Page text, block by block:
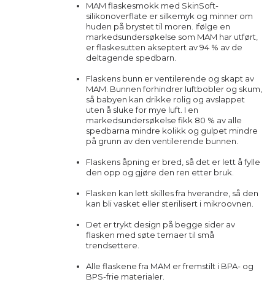
MAM flaskesmokk med SkinSoft-
silikonoverflate er silkemyk og minner om
huden på brystet til moren. Ifølge en
markedsundersøkelse som MAM har utført,
er flaskesutten akseptert av 94 % av de
deltagende spedbarn.
Flaskens bunn er ventilerende og skapt av
MAM. Bunnen forhindrer luftbobler og skum,
så babyen kan drikke rolig og avslappet
uten å sluke for mye luft. I en
markedsundersøkelse fikk 80 % av alle
spedbarna mindre kolikk og gulpet mindre
på grunn av den ventilerende bunnen.
Flaskens åpning er bred, så det er lett å fylle
den opp og gjøre den ren etter bruk.
Flasken kan lett skilles fra hverandre, så den
kan bli vasket eller sterilisert i mikroovnen.
Det er trykt design på begge sider av
flasken med søte temaer til små
trendsettere.
Alle flaskene fra MAM er fremstilt i BPA- og
BPS-frie materialer.